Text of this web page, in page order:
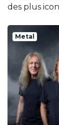
des plus
Metal